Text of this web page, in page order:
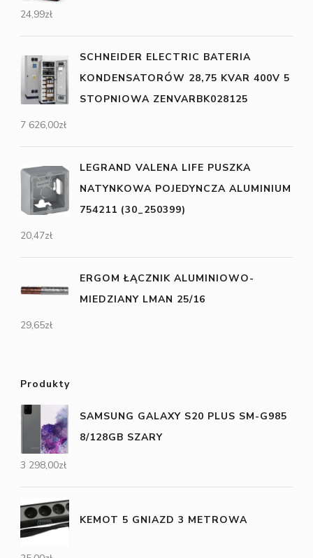
24,99zł
SCHNEIDER ELECTRIC BATERIA
KONDENSATORÓW 28,75 KVAR 400V 5
STOPNIOWA ZENVARBK028125
7 626,00zł
LEGRAND VALENA LIFE PUSZKA
NATYNKOWA POJEDYNCZA ALUMINIUM
754211 (30_250399)
20,47zł
ERGOM ŁĄCZNIK ALUMINIOWO-
MIEDZIANY LMAN 25/16
29,65zł
Produkty
SAMSUNG GALAXY S20 PLUS SM-G985
8/128GB SZARY
3 298,00zł
KEMOT 5 GNIAZD 3 METROWA